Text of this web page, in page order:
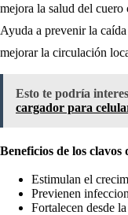
mejora la salud del cuero
Ayuda a prevenir la
mejorar la circulación
Esto te podría
cargador para
Beneficios de los clavos
Estimulan el
Previenen
Fortalecen desde